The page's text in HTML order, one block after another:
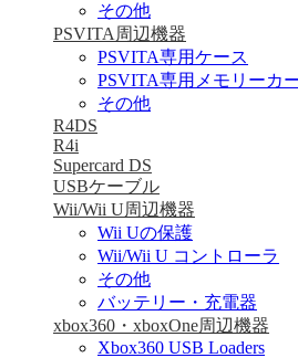
その他
PSVITA周辺機器
PSVITA専用ケース
PSVITA専用メモリーカ
その他
R4DS
R4i
Supercard DS
USBケーブル
Wii/Wii U周辺機器
Wii Uの保護
Wii/Wii U コントローラ
その他
バッテリー・充電器
xbox360・xboxOne周辺機器
Xbox360 USB Loaders